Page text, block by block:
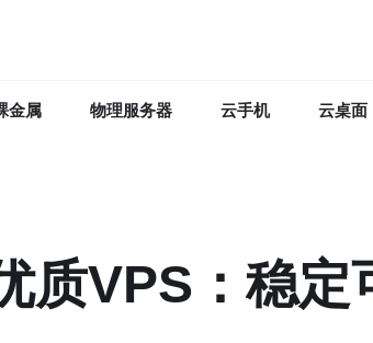
金属 物理服务器 云手机 云桌面
质VPS：稳定